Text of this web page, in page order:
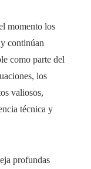
momento los
continúan
como parte del
los
valiosos,
técnica y
profundas